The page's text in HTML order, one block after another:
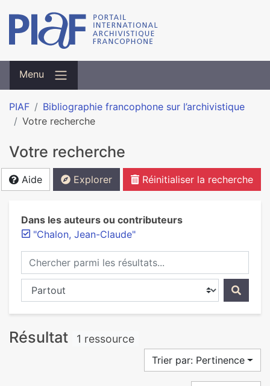
Menu
PIAF
Bibliographie francophone sur l’archivistique
Votre recherche
Votre recherche
Aide Explorer Réinitialiser la recherche
Dans les auteurs ou contributeurs
"Chalon, Jean-Claude"
Chercher parmi les résultats...
Chercher dans...
Résultat 1 ressource
Trier par: Pertinence